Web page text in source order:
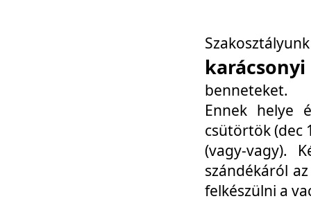
benneteket.
Ennek helye
csütörtök (dec
(vagy-vagy).
szándékáról
felkészülni a